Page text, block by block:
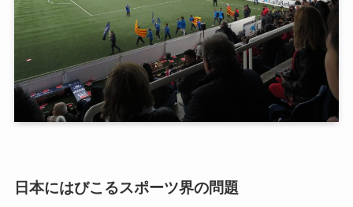
日本にはびこるスポーツ界の問題